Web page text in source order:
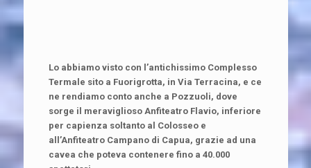
Lo abbiamo visto con l’antichissimo Complesso
Termale sito a Fuorigrotta, in Via Terracina, e ce
ne rendiamo conto anche a Pozzuoli, dove
sorge il meraviglioso Anfiteatro Flavio, inferiore
per capienza soltanto al Colosseo e
all’Anfiteatro Campano di Capua, grazie ad una
cavea che poteva contenere fino a 40.000